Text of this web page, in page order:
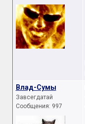
Влад-Сумы
Завсегдатай
Сообщения: 997